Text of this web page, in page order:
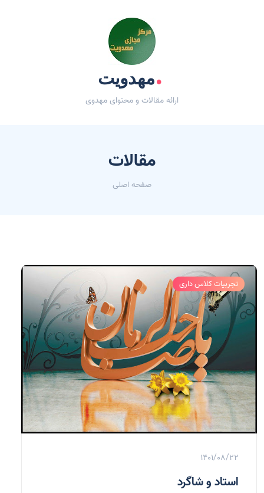
.مهدویت
ارائه مقالات و محتوای مهدوی
مقالات
صفحه اصلی
تجربیات کلاس داری
1401/08/22
استاد و شاگرد